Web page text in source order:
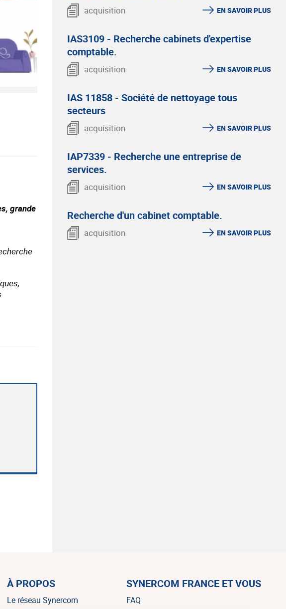
grande
acquisition EN SAVOIR PLUS
IAS3109 - Recherche cabinets d'expertise
comptable.
acquisition EN SAVOIR PLUS
IAS 11858 - Société de nettoyage tous
secteurs
acquisition EN SAVOIR PLUS
IAP7339 - Recherche une entreprise de
services.
acquisition EN SAVOIR PLUS
Recherche d'un cabinet comptable.
acquisition EN SAVOIR PLUS
À PROPOS
Le réseau Synercom
SYNERCOM FRANCE ET VOUS
FAQ